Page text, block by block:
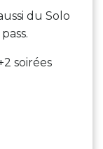
du Solo
soirées